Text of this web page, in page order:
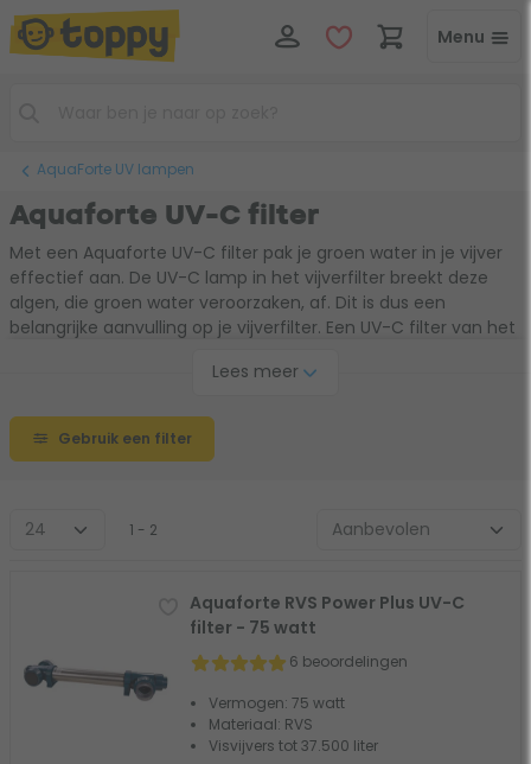
Menu
AquaForte UV lampen
Aquaforte UV-C filter
Met een Aquaforte UV-C filter pak je groen water in je vijver
effectief aan. De UV-C lamp in het vijverfilter breekt deze
algen, die groen water veroorzaken, af. Dit is dus een
belangrijke aanvulling op je vijverfilter. Een UV-C filter van het
merk telkens innoveert kies je voor een UV-C filter dat
Lees meer
Gebruik een filter
1 - 2
Aquaforte RVS Power Plus UV-C
filter - 75 watt
6 beoordelingen
Vermogen: 75 watt
Materiaal: RVS
Visvijvers tot 37.500 liter